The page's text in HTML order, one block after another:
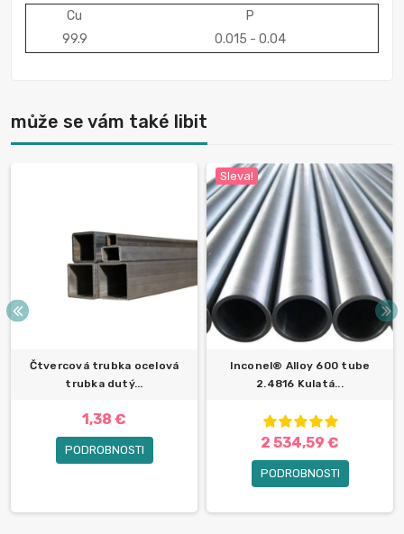
Cu
P
99.9
0.015 - 0.04
může se vám také libit
Čtvercová trubka ocelová
trubka dutý...
1,38 €
PODROBNOSTI
Sleva!
Inconel® Alloy 600 tube
2.4816 Kulatá...
2 534,59 €
PODROBNOSTI